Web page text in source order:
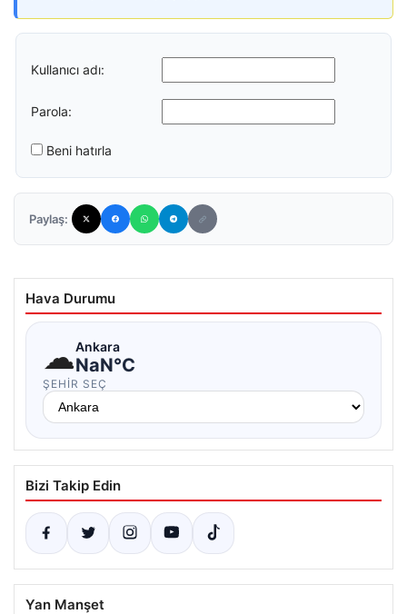
Kullanıcı adı:
Parola:
Beni hatırla
Paylaş:
Hava Durumu
☁Ankara
NaN°C
ŞEHIR SEÇ
Bizi Takip Edin
Yan Manşet